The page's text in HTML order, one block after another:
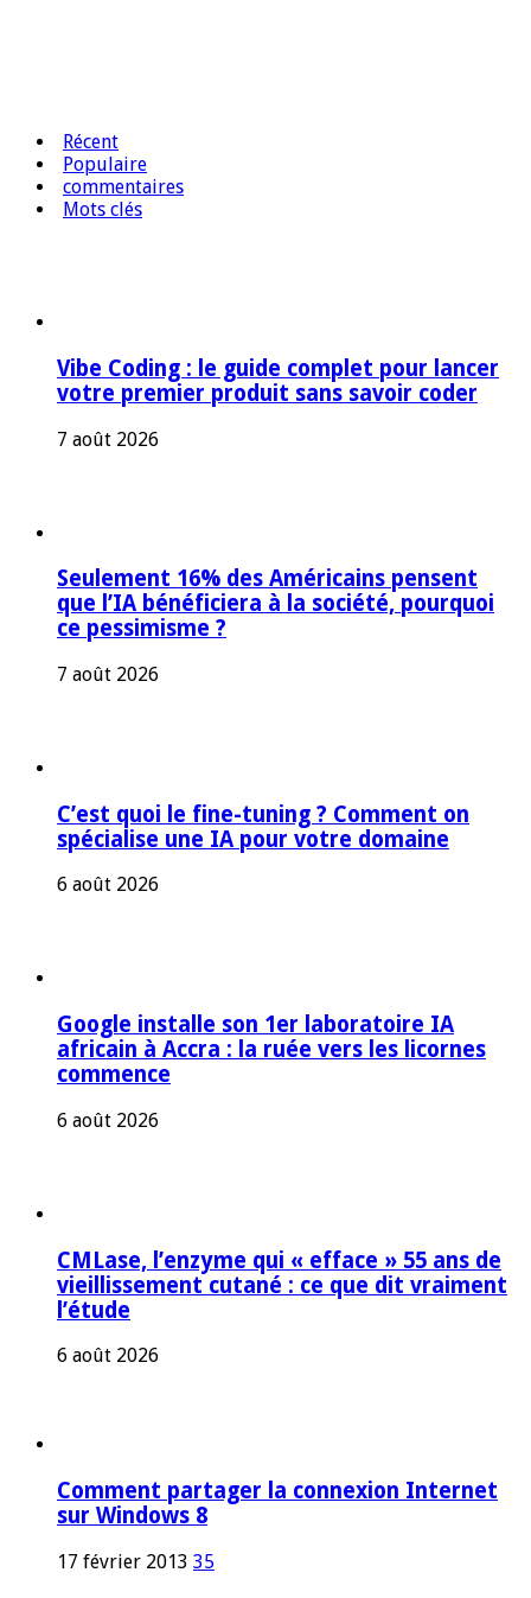
Récent
Populaire
commentaires
Mots clés
Vibe Coding : le guide complet pour lancer
votre premier produit sans savoir coder
7 août 2026
Seulement 16% des Américains pensent
que l’IA bénéficiera à la société, pourquoi
ce pessimisme ?
7 août 2026
C’est quoi le fine-tuning ? Comment on
spécialise une IA pour votre domaine
6 août 2026
Google installe son 1er laboratoire IA
africain à Accra : la ruée vers les licornes
commence
6 août 2026
CMLase, l’enzyme qui « efface » 55 ans de
vieillissement cutané : ce que dit vraiment
l’étude
6 août 2026
Comment partager la connexion Internet
sur Windows 8
17 février 2013 35